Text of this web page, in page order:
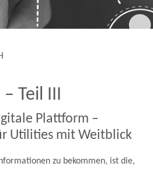
Teil III
Plattform –
Utilities mit Weitblick
zu bekommen, ist die,